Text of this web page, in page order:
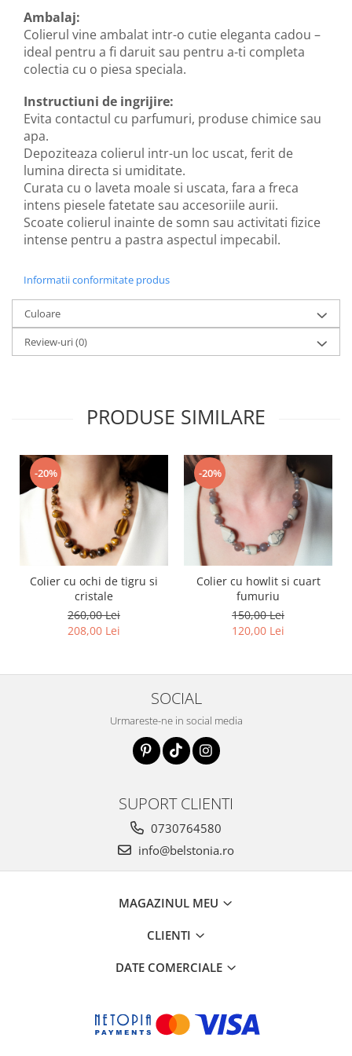
Ambalaj:
Colierul vine ambalat intr-o cutie eleganta cadou –
ideal pentru a fi daruit sau pentru a-ti completa
colectia cu o piesa speciala.
Instructiuni de ingrijire:
Evita contactul cu parfumuri, produse chimice sau
apa.
Depoziteaza colierul intr-un loc uscat, ferit de
lumina directa si umiditate.
Curata cu o laveta moale si uscata, fara a freca
intens piesele fatetate sau accesoriile aurii.
Scoate colierul inainte de somn sau activitati fizice
intense pentru a pastra aspectul impecabil.
Informatii conformitate produs
Culoare
Review-uri(0)
PRODUSE SIMILARE
-20%
Colier cu ochi de tigru si
cristale
260,00 Lei
208,00 Lei
-20%
Colier cu howlit si cuart
fumuriu
150,00 Lei
120,00 Lei
SOCIAL
Urmareste-ne in social media
SUPORT CLIENTI
0730764580
info@belstonia.ro
MAGAZINUL MEU
CLIENTI
DATE COMERCIALE